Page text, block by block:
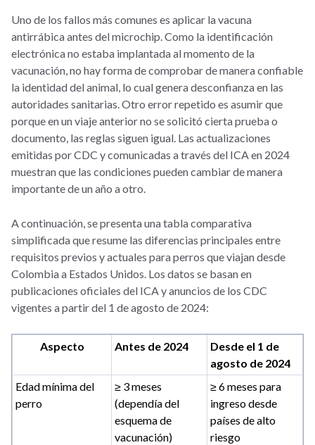
Uno de los fallos más comunes es aplicar la vacuna
antirrábica antes del microchip. Como la identificación
electrónica no estaba implantada al momento de la
vacunación, no hay forma de comprobar de manera confiable
la identidad del animal, lo cual genera desconfianza en las
autoridades sanitarias. Otro error repetido es asumir que
porque en un viaje anterior no se solicitó cierta prueba o
documento, las reglas siguen igual. Las actualizaciones
emitidas por CDC y comunicadas a través del ICA en 2024
muestran que las condiciones pueden cambiar de manera
importante de un año a otro.
A continuación, se presenta una tabla comparativa
simplificada que resume las diferencias principales entre
requisitos previos y actuales para perros que viajan desde
Colombia a Estados Unidos. Los datos se basan en
publicaciones oficiales del ICA y anuncios de los CDC
vigentes a partir del 1 de agosto de 2024:
Aspecto Antes de 2024
Desde el 1 de
agosto de 2024
Edad mínima del
perro
≥ 3 meses
(dependía del
esquema de
vacunación)
≥ 6 meses para
ingreso desde
países de alto
riesgo